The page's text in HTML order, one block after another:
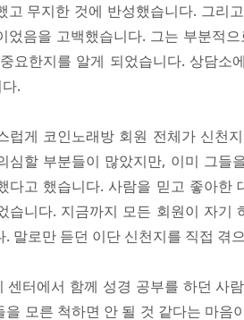
고 무지한 것에 반성했습니다. 그리
었음을 고백했습니다. 그는 부분적
요한지를 알게 되었습니다. 상담소
.
럽게 코인노래방 회원 전체가 신천
심할 부분들이 많았지만, 이미 그들
다고 했습니다. 사람을 믿고 좋아한
습니다. 지금까지 모든 회원이 자기
말로만 듣던 이단 신천지를 직접 겪
센터에서 함께 성경 공부를 하던 사
을 모른 척하면 안 될 것 같다는 마음